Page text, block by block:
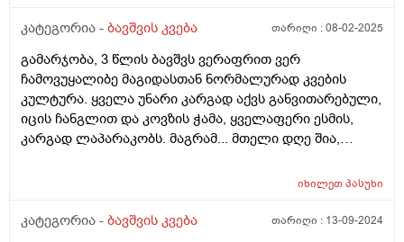
კატეგორია - ბავშვის კვება თარიღი :08-02-2025
გამარჯობა, 3 წლის ბავშვს ვერაფრით ვერ
ჩამოვუყალიბე მაგიდასთან ნორმალურად კვების
კულტურა. ყველა უნარი კარგად აქვს განვითარებული,
იცის ჩანგლით და კოვზის ჭამა, ყველაფერი ესმის,
კარგად ლაპარაკობს. მაგრამ... მთელი დღე შია,
გავაგებინე ის, თუ რა უნდა ჭამოს, რომ დანაყრდეს და
განმავლობაში ჭამს ლუკმა-ლუკმა, პურს ნამცეც-
იხილეთპასუხი
კატეგორია - ბავშვის კვება თარიღი : 13-09-2024